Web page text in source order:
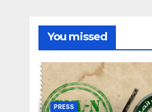
You missed
PRESS